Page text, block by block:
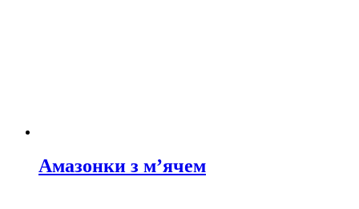
Амазонки з м’ячем